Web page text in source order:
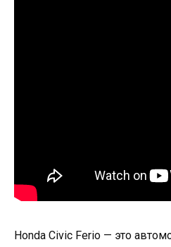
Honda Civic Ferio — это